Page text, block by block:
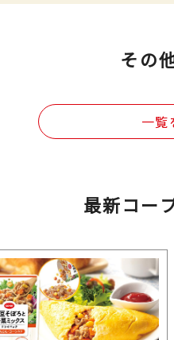
その
一覧
最新コー